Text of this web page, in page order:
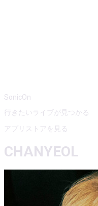
SonicOn
行きたいライブが見つかる
アプリストアを見る
CHANYEOL